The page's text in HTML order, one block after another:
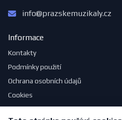
info@prazskemuzikaly.cz
Informace
Kontakty
Podmínky použití
Ochrana osobních údajů
Cookies
Reklama